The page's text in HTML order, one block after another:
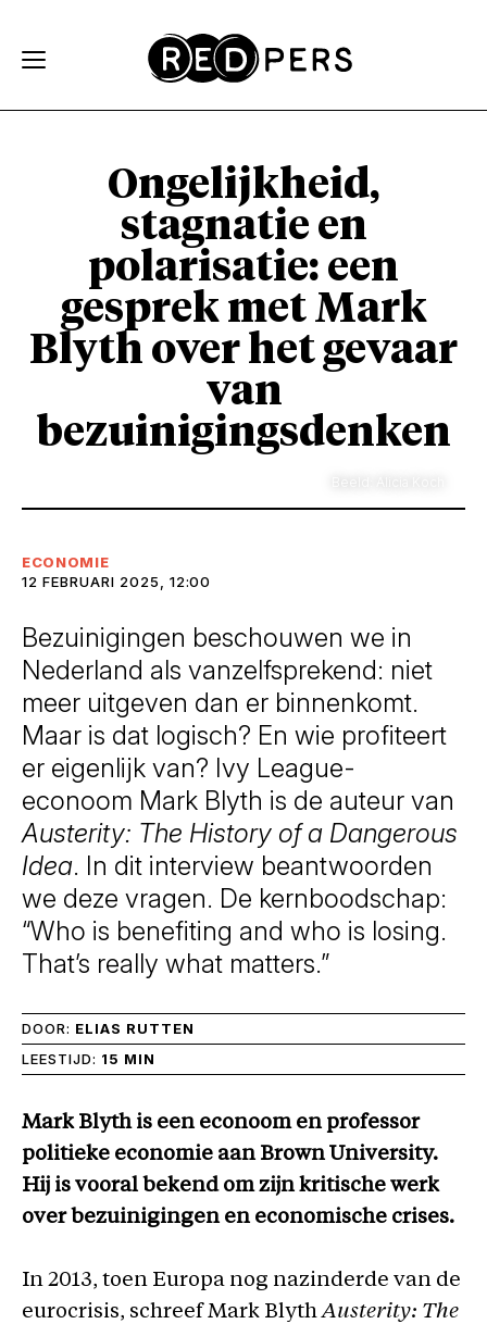
Ongelijkheid,
stagnatie en
polarisatie: een
gesprek met Mark
Blyth over het gevaar
van
bezuinigingsdenken
ECONOMIE
12 FEBRUARI 2025, 12:00
Bezuinigingen beschouwen we in
Nederland als vanzelfsprekend: niet
meer uitgeven dan er binnenkomt.
Maar is dat logisch? En wie profiteert
er eigenlijk van? Ivy League-
econoom Mark Blyth is de auteur van
Austerity: The History of a Dangerous
Idea. In dit interview beantwoorden
we deze vragen. De kernboodschap:
“Who is benefiting and who is losing.
That’s really what matters.”
DOOR: ELIAS RUTTEN
LEESTIJD: 15 MIN
Mark Blyth is een econoom en professor
politieke economie aan Brown University.
Hij is vooral bekend om zijn kritische werk
over bezuinigingen en economische crises.
In 2013, toen Europa nog nazinderde van de
eurocrisis, schreef Mark BlythAusterity: The